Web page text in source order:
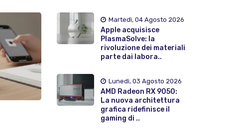
Martedì, 04 Agosto 2026
Apple acquisisce
PlasmaSolve: la
rivoluzione dei materiali
parte dai labora..
Lunedì, 03 Agosto 2026
AMD Radeon RX 9050:
La nuova architettura
grafica ridefinisce il
gaming di ..